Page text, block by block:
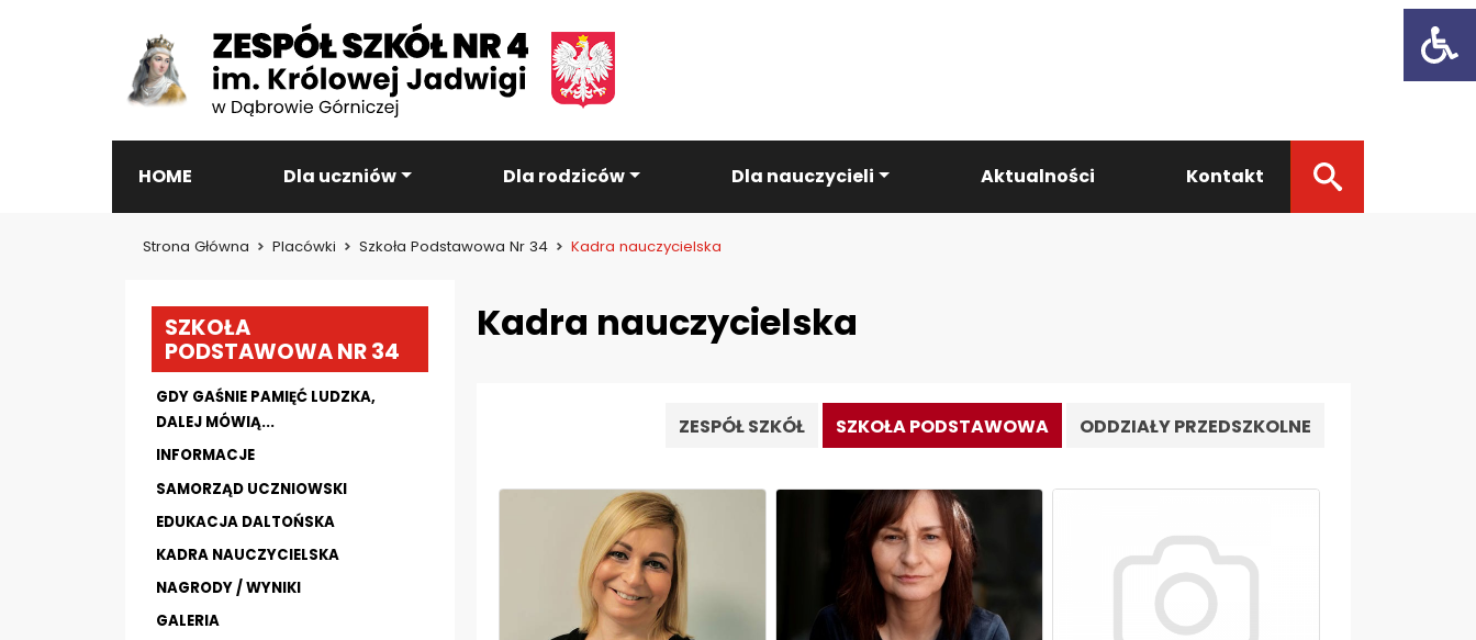
Open
HOME Dla uczniów Dla rodziców Dla nauczycieli Aktualności Kontakt
Strona Główna Placówki Szkoła Podstawowa Nr 34 Kadra nauczycielska
SZKOŁA
PODSTAWOWA NR 34
GDY GAŚNIE PAMIĘĆ LUDZKA,
DALEJ MÓWIĄ...
INFORMACJE
SAMORZĄD UCZNIOWSKI
EDUKACJA DALTOŃSKA
KADRA NAUCZYCIELSKA
NAGRODY / WYNIKI
GALERIA
Kadra nauczycielska
ZESPÓŁ SZKÓŁ SZKOŁA PODSTAWOWA ODDZIAŁY PRZEDSZKOLNE